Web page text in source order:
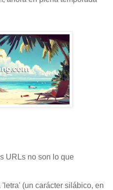
URLs no son lo que
(un carácter silábico, en